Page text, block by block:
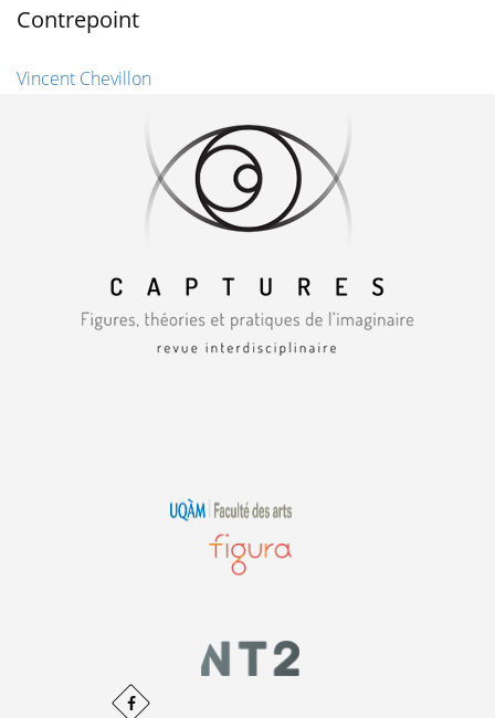
Contrepoint
Vincent Chevillon